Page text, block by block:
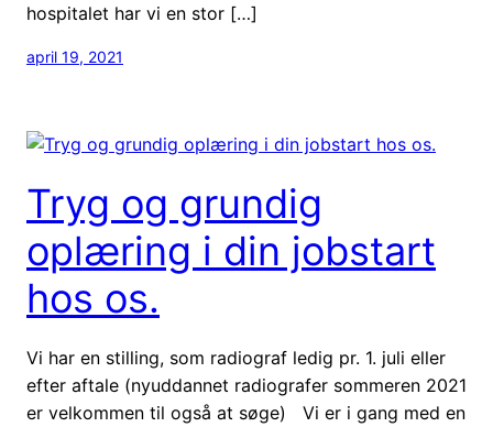
hospitalet har vi en stor […]
april 19, 2021
Tryg og grundig
oplæring i din jobstart
hos os.
Vi har en stilling, som radiograf ledig pr. 1. juli eller
efter aftale (nyuddannet radiografer sommeren 2021
er velkommen til også at søge) Vi er i gang med en